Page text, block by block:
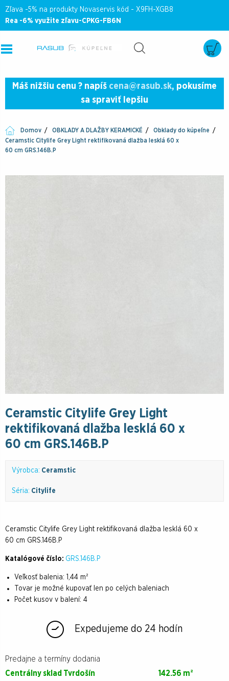
Zľava -5% na produkty Novaservis kód - X9FH-XGB8
Rea -6% využite zľavu-CPKG-FB6N
Máš nižšiu cenu ? napíš cena@rasub.sk, pokusíme
sa spraviť lepšiu
Domov OBKLADY A DLAŽBY KERAMICKÉ
Obklady do kúpeľne
Ceramstic Citylife Grey Light rektifikovaná dlažba lesklá 60 x
60 cm GRS.146B.P
Ceramstic Citylife Grey Light
rektifikovaná dlažba lesklá 60 x
60 cm GRS.146B.P
Výrobca: Ceramstic
Séria: Citylife
Ceramstic Citylife Grey Light rektifikovaná dlažba lesklá 60 x
60 cm GRS.146B.P
Katalógové číslo: GRS.146B.P
Veľkosť balenia:
1,44 m²
Tovar je možné kupovať len po celých baleniach
Počet kusov v balení: 4
Expedujeme do 24 hodín
Predajne a termíny dodania
Centrálny sklad Tvrdošín 142.56 m²